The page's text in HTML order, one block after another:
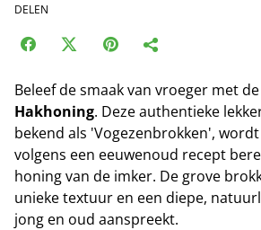
DELEN
Beleef de smaak van vroeger met de
Hakhoning. Deze authentieke
bekend als 'Vogezenbrokken',
volgens een eeuwenoud recept
honing van de imker. De grove
unieke textuur en een diepe,
jong en oud aanspreekt.